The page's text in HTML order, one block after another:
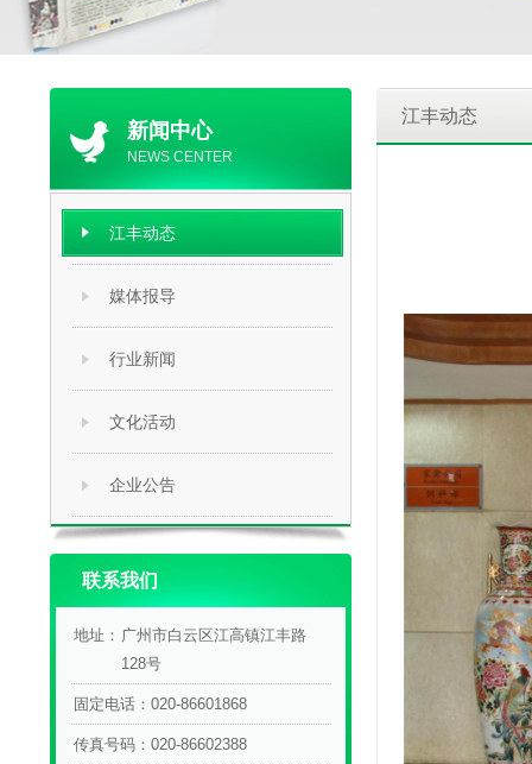
新闻中心
NEWS CENTER
江丰动态
媒体报导
行业新闻
文化活动
企业公告
联系我们
地址： 广州市白云区江高镇江丰路
128号
固定电话： 020-86601868
传真号码： 020-86602388
江丰动态